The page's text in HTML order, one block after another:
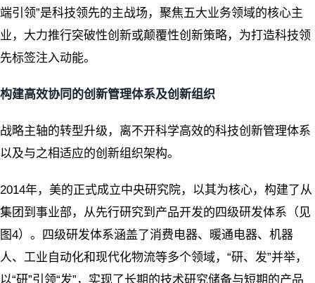
端引领”是科技领先的主战场，聚焦五大业务领域的核心主
业，大力推行突破性创新或颠覆性创新策略，为打造科技领
先标签注入动能。
构建高效协同的创新管理体系及创新组织
战略主轴的转型升级，离不开科学高效的科技创新管理体系
以及与之相适应的创新组织架构。
2014年，美的正式成立中央研究院，以其为核心，构建了从
集团到事业部，从先行研究到产品开发的四级研发体系（见
图4）。四级研发体系涵盖了消费电器、暖通电器、机器
人、工业自动化和现代化物流等多个领域，“研、发”并举，
以“研”引领“发”，实现了长期的技术研究储备与短期的产品